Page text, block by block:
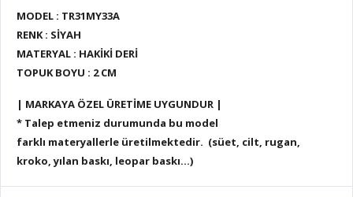
MODEL : TR31MY33A
RENK : SİYAH
MATERYAL : HAKİKİ DERİ
TOPUK BOYU : 2 CM
| MARKAYA ÖZEL ÜRETİME UYGUNDUR |
* Talep etmeniz durumunda bu model
farklı materyallerle üretilmektedir. (süet, cilt, rugan,
kroko, yılan baskı, leopar baskı...)